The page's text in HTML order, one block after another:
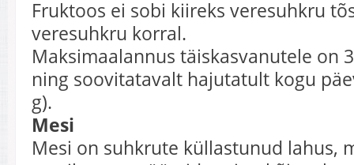
Fruktoos ei sobi kiireks veresuhkru
veresuhkru korral.
Maksimaalannus täiskasvanutele on
ning soovitatavalt hajutatult kogu
g).
Mesi
Mesi on suhkrute küllastunud lahus,